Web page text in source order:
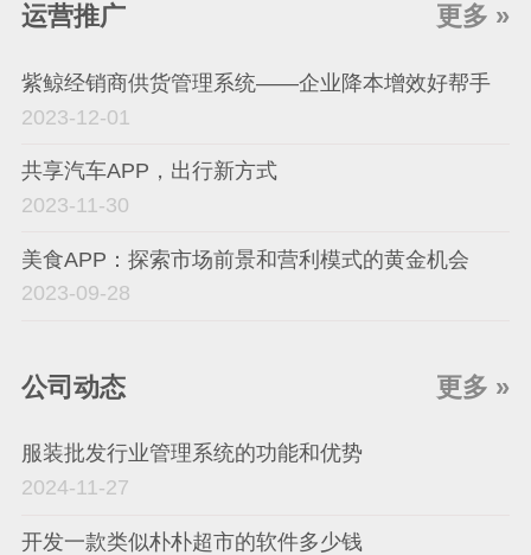
运营推广 更多 »
2023-12-01
紫鲸经销商供货管理系统——企业降本增效好帮手
2023-11-30
共享汽车APP，出行新方式
2023-09-28
美食APP：探索市场前景和营利模式的黄金机会
公司动态 更多 »
2024-11-27
服装批发行业管理系统的功能和优势
开发一款类似朴朴超市的软件多少钱